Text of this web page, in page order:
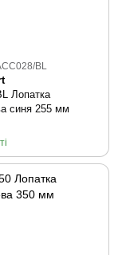
BL
Лопатка
синя 255 мм